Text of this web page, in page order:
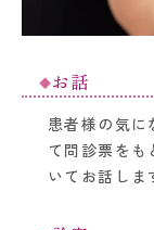
お話
患者様の気に
て問診票をも
いてお話しま